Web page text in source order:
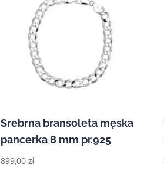
Srebrna bransoleta męska
pancerka 8 mm pr.925
899,00zł